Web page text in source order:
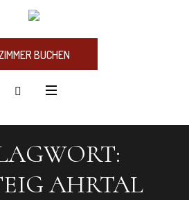
BUCHEN
AHRTAL